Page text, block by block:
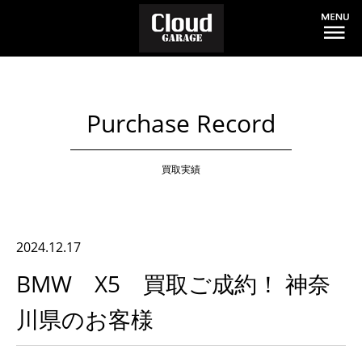
Purchase Record
買取実績
2024.12.17
BMW X5 買取ご成約！ 神奈
川県のお客様